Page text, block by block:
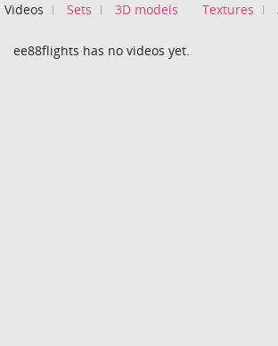
Videos Sets 3D models Textures
ee88flights has no videos yet.